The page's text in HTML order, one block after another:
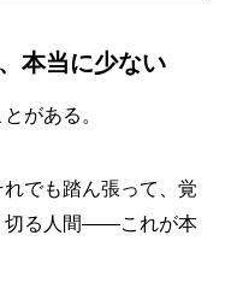
本当に少ない
がある。
でも踏ん張って、覚
切る人間——これが本